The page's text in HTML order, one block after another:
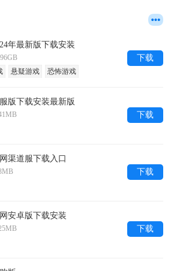
年最新版下载安装
悬疑游戏 恐怖游戏
下载
版下载安装最新版
下载
渠道服下载入口
下载
安卓版下载安装
下载